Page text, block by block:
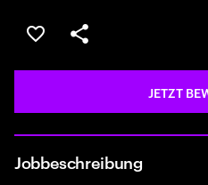
JOB SPEICHERN
Teilen
JETZT
Jobbeschreibung